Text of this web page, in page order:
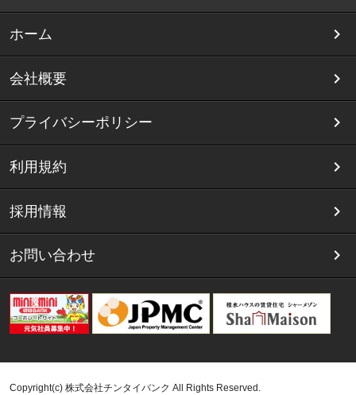
ホーム
会社概要
プライバシーポリシー
利用規約
採用情報
お問い合わせ
Copyright(c) 株式会社チンタイバンク All Rights Reserved.